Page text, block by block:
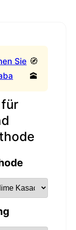
Sie 🧭
🕋